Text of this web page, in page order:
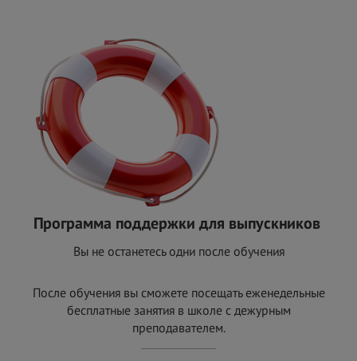
Программа поддержки для выпускников
Вы не останетесь одни после обучения
После обучения вы сможете посещать еженедельные
бесплатные занятия в школе с дежурным
преподавателем.